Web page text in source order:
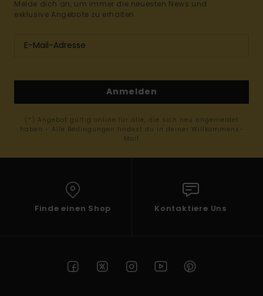
Melde dich an, um immer die neuesten News und
exklusive Angebote zu erhalten.
Anmelden
(*) Angebot gültig online für alle, die sich neu angemeldet
haben - Alle Bedingungen findest du in deiner Willkommens-
Mail
Finde einen Shop Kontaktiere Uns